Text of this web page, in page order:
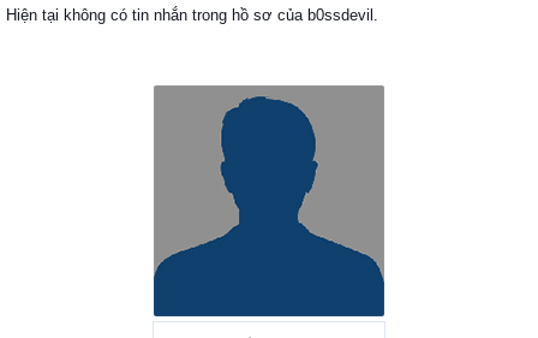
Hiện tại không có tin nhắn trong hồ sơ của b0ssdevil.